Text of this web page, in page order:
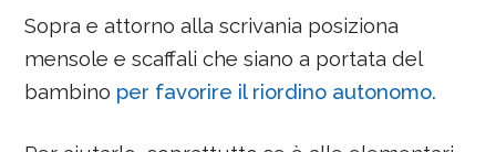
Sopra e attorno alla scrivania posiziona
mensole e scaffali che siano a portata del
bambino per favorire il riordino autonomo.